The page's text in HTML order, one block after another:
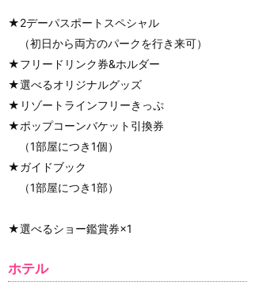
★2デーパスポートスペシャル
（初日から両方のパークを行き来可）
★フリードリンク券&ホルダー
★選べるオリジナルグッズ
★リゾートラインフリーきっぷ
★ポップコーンバケット引換券
（1部屋につき1個）
★ガイドブック
（1部屋につき1部）
★選べるショー鑑賞券×1
ホテル